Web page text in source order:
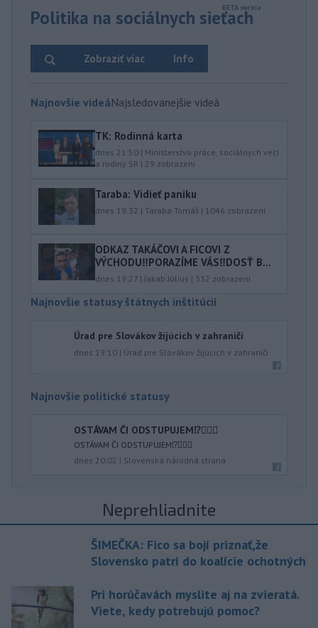
Politika na sociálnych sieťach
Info
Zobraziť viac
Najnovšie videáNajsledovanejšie videá
TK: Rodinná karta
dnes 21:50 | Ministerstvo práce, sociálnych vecí
a rodiny SR | 29 zobrazení
Taraba: Vidieť paniku
dnes 19:32 | Taraba Tomáš | 1046 zobrazení
ODKAZ TAKÁČOVI A FICOVI Z
VÝCHODU‼️PORAZÍME VÁS‼️DOSŤ B...
dnes 19:27 |Jakab Július | 332 zobrazení
Najnovšie statusy štátnych inštitúcií
Úrad pre Slovákov žijúcich v zahraničí
dnes 19:10 | Úrad pre Slovákov žijúcich v zahraničí
Najnovšie politické statusy
OSTÁVAM ČI ODSTUPUJEM⁉️🤷🏻‍♂️
OSTÁVAM ČI ODSTUPUJEM⁉️🤷🏻‍♂️
dnes 20:02 | Slovenská národná strana
Neprehliadnite
ŠIMEČKA: Fico sa bojí priznať,že
Slovensko patrí do koalície ochotných
Pri horúčavách myslite aj na zvieratá.
Viete, kedy potrebujú pomoc?